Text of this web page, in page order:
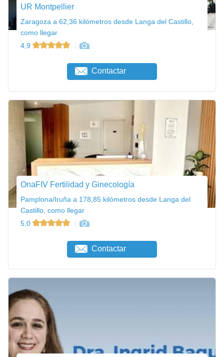
UR Montpellier
Zaragoza a 62,36 kilómetros desde Langa del Castillo,
como llegar
4,9
Contactar
OnaFIV Fertilidad y Ginecología
Pamplona/Iruña a 178,85 kilómetros desde Langa del
Castillo, como llegar
5,0
Contactar